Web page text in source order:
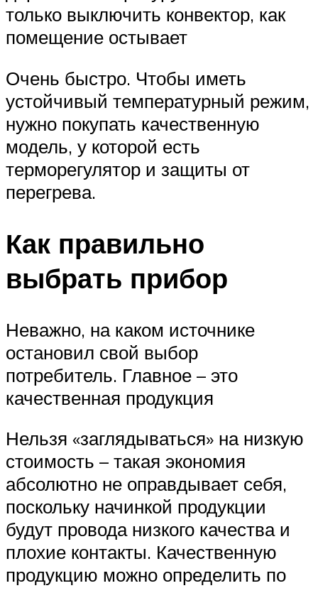
только выключить конвектор, как
помещение остывает
Очень быстро. Чтобы иметь
устойчивый температурный режим,
нужно покупать качественную
модель, у которой есть
терморегулятор и защиты от
перегрева.
Как правильно
выбрать прибор
Неважно, на каком источнике
остановил свой выбор
потребитель. Главное – это
качественная продукция
Нельзя «заглядываться» на низкую
стоимость – такая экономия
абсолютно не оправдывает себя,
поскольку начинкой продукции
будут провода низкого качества и
плохие контакты. Качественную
продукцию можно определить по